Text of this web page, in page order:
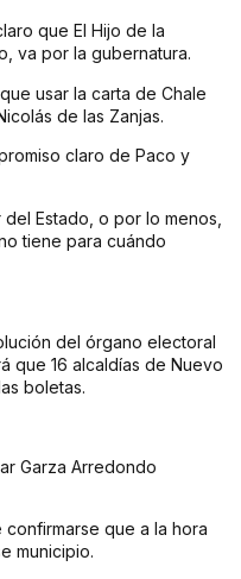
que El Hijo de la
va por la gubernatura.
usar la carta de Chale
de las Zanjas.
claro de Paco y
Estado, o por lo menos,
tiene para cuándo
del órgano electoral
que 16 alcaldías de Nuevo
boletas.
Garza Arredondo
que a la hora
municipio.